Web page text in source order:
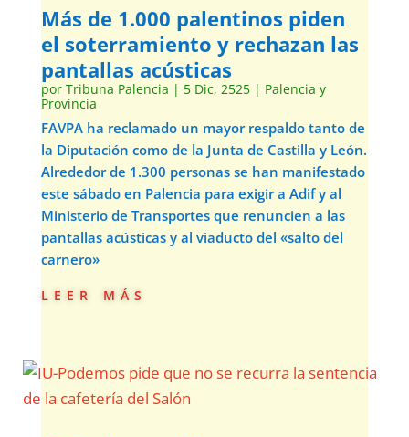
Más de 1.000 palentinos piden
el soterramiento y rechazan las
pantallas acústicas
por Tribuna Palencia | 5 Dic, 2525| Palencia y
Provincia
FAVPA ha reclamado un mayor respaldo tanto de
la Diputación como de la Junta de Castilla y León.
Alrededor de 1.300 personas se han manifestado
este sábado en Palencia para exigir a Adif y al
Ministerio de Transportes que renuncien a las
pantallas acústicas y al viaducto del «salto del
carnero»
leer más